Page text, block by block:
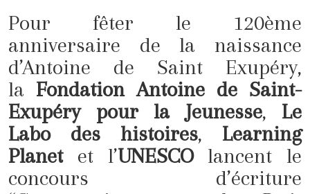
Pour fêter le 120ème
anniversaire de la naissance
d’Antoine de Saint Exupéry,
la Fondation Antoine de Saint-
Exupéry pour la Jeunesse, Le
Labo des histoires, Learning
Planetet l’UNESCOlancent le
concours d’écriture